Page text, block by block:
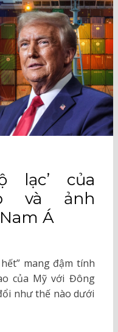
lạc’ của
và ảnh
Á
mang đậm tính
của Mỹ với Đông
như thế nào dưới